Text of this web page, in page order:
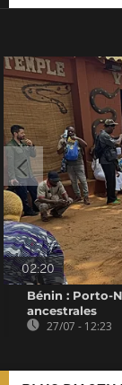
02:20
Bénin : Porto-
ancestrales
27/07 - 12:23